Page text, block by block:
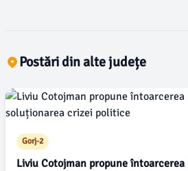
Postări din alte județe
Gorj-2
Liviu Cotojman propune